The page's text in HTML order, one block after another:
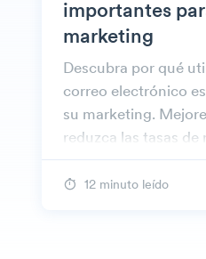
importantes
marketing
Descubra por qué
correo electrónico
su marketing.
reduzca las tasas
de correo
12 minuto leído